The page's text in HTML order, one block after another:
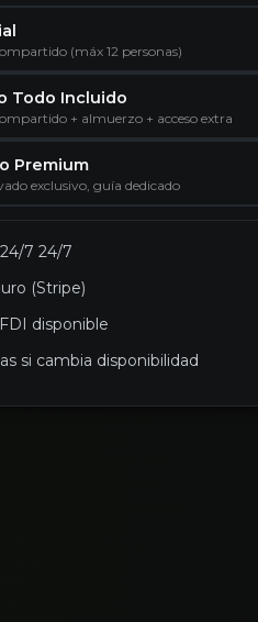
(máx 12 personas)
Todo Incluido
+ almuerzo + acceso extra
Premium
exclusivo, guía dedicado
7 24/7
(Stripe)
disponible
si cambia disponibilidad